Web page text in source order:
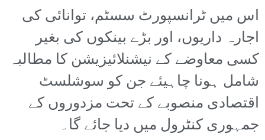
اس میں ٹرانسپورٹ سسٹم، توانائی کی
اجارہ داریوں، اور بڑے بینکوں کی بغیر
کسی معاوضے کے نیشنلائیزیشن کا مطالبہ
شامل ہونا چاہیئے جن کو سوشلسٹ
اقتصادی منصوبے کے تحت مزدوروں کے
جمہوری کنٹرول میں دیا جائے گا۔